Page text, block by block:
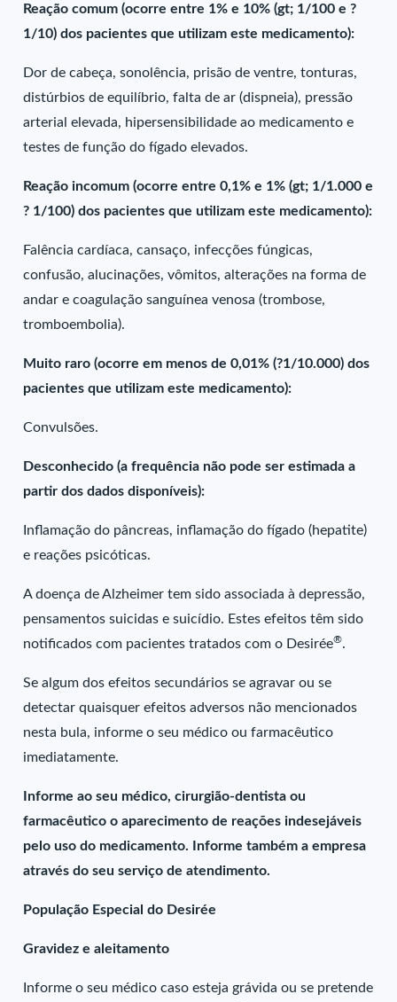
Reação comum (ocorre entre 1% e 10% (gt; 1/100 e ?
1/10) dos pacientes que utilizam este medicamento):
Dor de cabeça, sonolência, prisão de ventre, tonturas,
distúrbios de equilíbrio, falta de ar (dispneia), pressão
arterial elevada, hipersensibilidade ao medicamento e
testes de função do fígado elevados.
Reação incomum (ocorre entre 0,1% e 1% (gt; 1/1.000 e
? 1/100) dos pacientes que utilizam este medicamento):
Falência cardíaca, cansaço, infecções fúngicas,
confusão, alucinações, vômitos, alterações na forma de
andar e coagulação sanguínea venosa (trombose,
tromboembolia).
Muito raro (ocorre em menos de 0,01% (?1/10.000) dos
pacientes que utilizam este medicamento):
Convulsões.
Desconhecido (a frequência não pode ser estimada a
partir dos dados disponíveis):
Inflamação do pâncreas, inflamação do fígado (hepatite)
e reações psicóticas.
A doença de Alzheimer tem sido associada à depressão,
pensamentos suicidas e suicídio. Estes efeitos têm sido
notificados com pacientes tratados com o Desirée®.
Se algum dos efeitos secundários se agravar ou se
detectar quaisquer efeitos adversos não mencionados
nesta bula, informe o seu médico ou farmacêutico
imediatamente.
Informe ao seu médico, cirurgião-dentista ou
farmacêutico o aparecimento de reações indesejáveis
pelo uso do medicamento. Informe também a empresa
através do seu serviço de atendimento.
População Especial do Desirée
Gravidez e aleitamento
Informe o seu médico caso esteja grávida ou se pretende